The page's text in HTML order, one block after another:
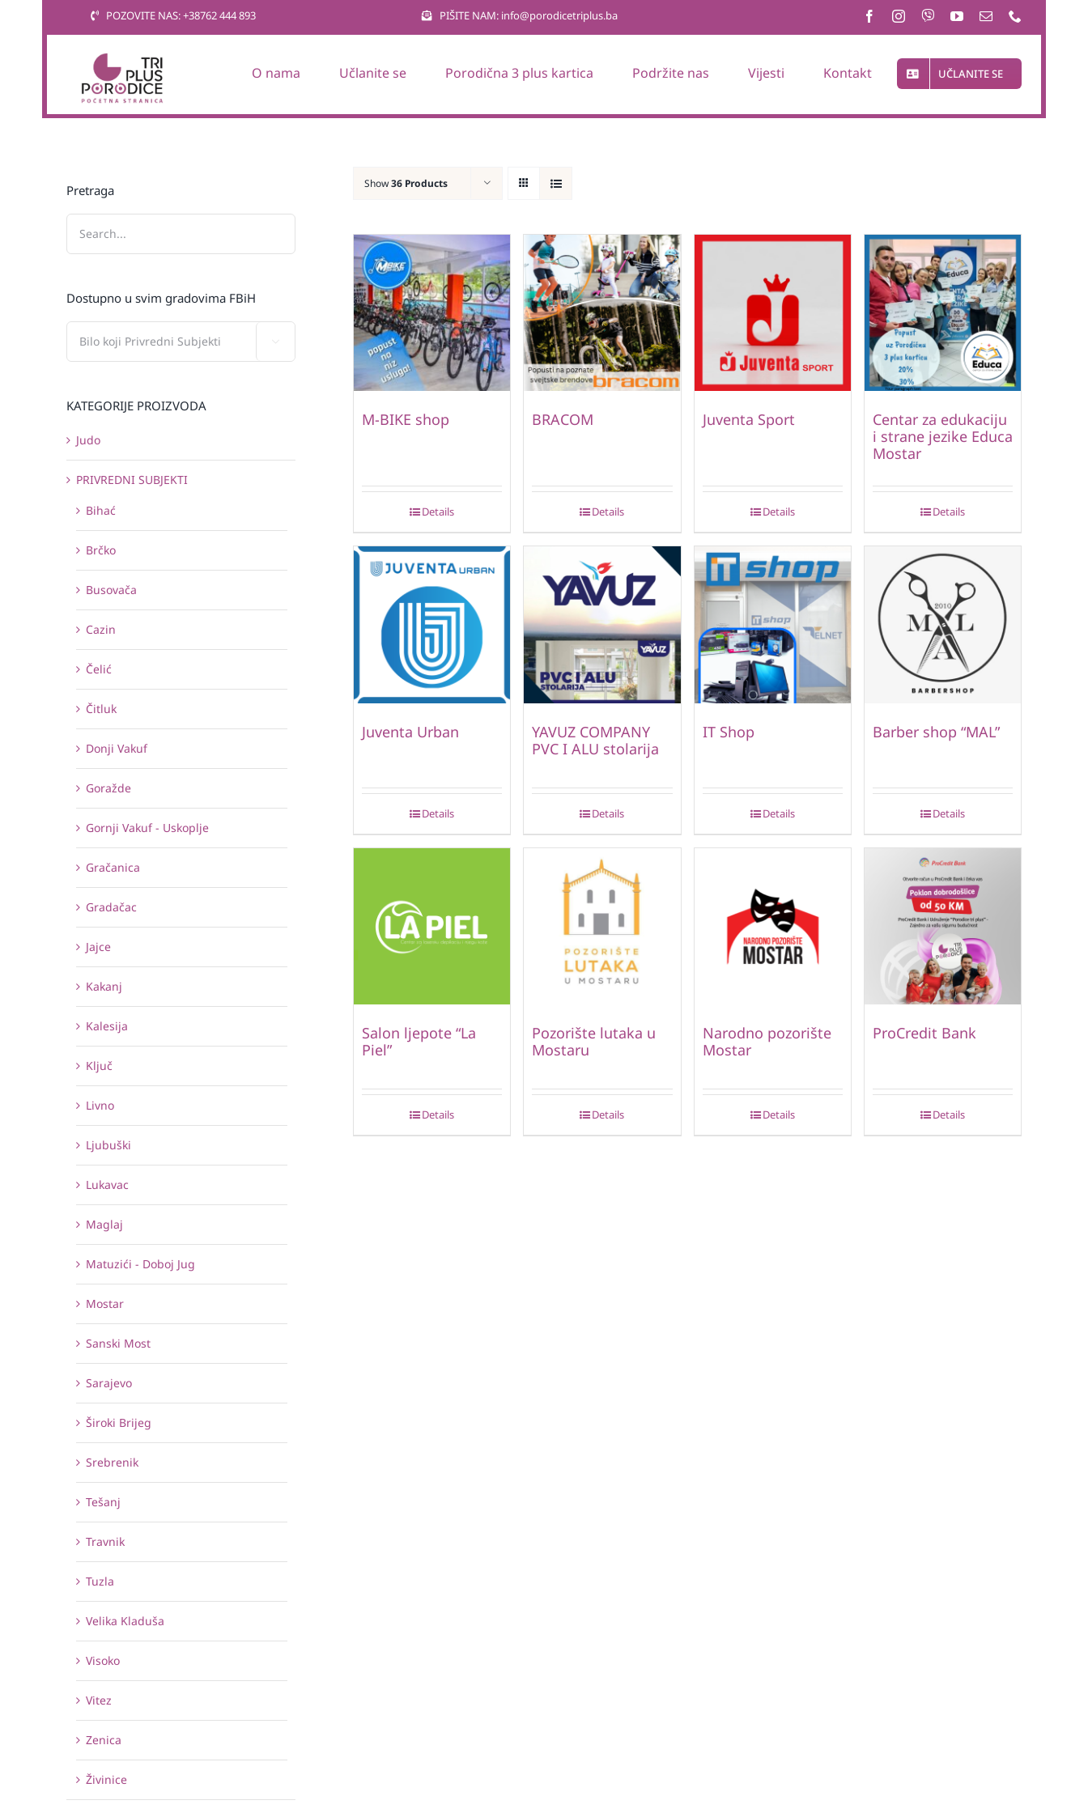
POZOVITE NAS: +38762 444 893 PIŠITE NAM: info@porodicetriplus.ba
O nama Učlanite se Porodična 3 plus kartica Podržite nas Vijesti Kontakt UČLANITE SE
Show36 Products
M-BIKE shop
Details
BRACOM
Details
Juventa Sport
Details
Centar za edukaciju
i strane jezike Educa
Mostar
Details
Juventa Urban
Details
YAVUZ COMPANY
PVC I ALU stolarija
Details
IT Shop
Details
Barber shop “MAL”
Details
Salon ljepote “La
Piel”
Details
Pozorište lutaka u
Mostaru
Details
Narodno pozorište
Mostar
Details
ProCredit Bank
Details
Pretraga
Dostupno u svim gradovima FBiH
KATEGORIJE PROIZVODA
Judo
PRIVREDNI SUBJEKTI
Bihać
Brčko
Busovača
Cazin
Čelić
Čitluk
Donji Vakuf
Goražde
Gornji Vakuf - Uskoplje
Gračanica
Gradačac
Jajce
Kakanj
Kalesija
Ključ
Livno
Ljubuški
Lukavac
Maglaj
Matuzići - Doboj Jug
Mostar
Sanski Most
Sarajevo
Široki Brijeg
Srebrenik
Tešanj
Travnik
Tuzla
Velika Kladuša
Visoko
Vitez
Zenica
Živinice